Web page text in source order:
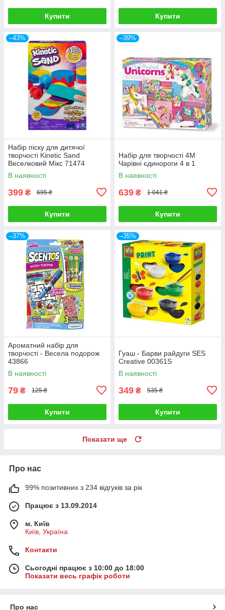
Купити Купити
–43%
Набір піску для дитячої
творчості Kinetic Sand
Веселковий Мікс 71474
В наявності
399 ₴ 695 ₴
Купити
–39%
Набір для творчості 4M
Чарівні єдинороги 4 в 1
В наявності
639 ₴ 1 041 ₴
Купити
–37%
Ароматний набір для
творчості - Весела подорож
43866
В наявності
79 ₴ 125 ₴
Купити
–35%
Гуаш - Барви райдуги SES
Creative 00361S
В наявності
349 ₴ 535 ₴
Купити
Показати ще
Про нас
99% позитивних з 234 відгуків за рік
Працює з 13.09.2014
м. Київ
Київ, Україна
Контакти
Сьогодні працює з 10:00 до 18:00
Показати весь графік роботи
Про нас